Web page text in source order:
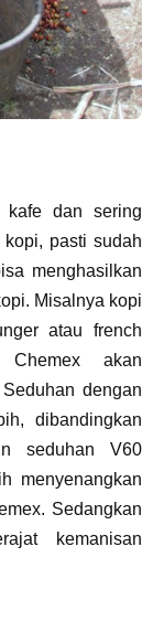
kafe dan sering
pasti sudah
menghasilkan
Misalnya kopi
atau french
akan
dengan
dibandingkan
seduhan V60
menyenangkan
Sedangkan
kemanisan